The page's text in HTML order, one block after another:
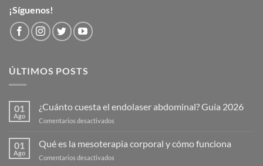
¡Síguenos!
ÚLTIMOS POSTS
01
Ago
¿Cuánto cuesta el endolaser abdominal? Guía 2026
Comentarios desactivados
cuesta
el
01
Ago
Qué es la mesoterapia corporal y cómo funciona
Comentarios desactivados